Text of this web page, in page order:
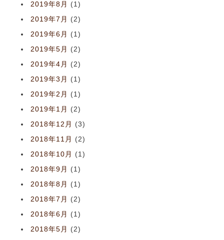
2019年8月
(1)
2019年7月
(2)
2019年6月
(1)
2019年5月
(2)
2019年4月
(2)
2019年3月
(1)
2019年2月
(1)
2019年1月
(2)
2018年12月
(3)
2018年11月
(2)
2018年10月
(1)
2018年9月
(1)
2018年8月
(1)
2018年7月
(2)
2018年6月
(1)
2018年5月
(2)